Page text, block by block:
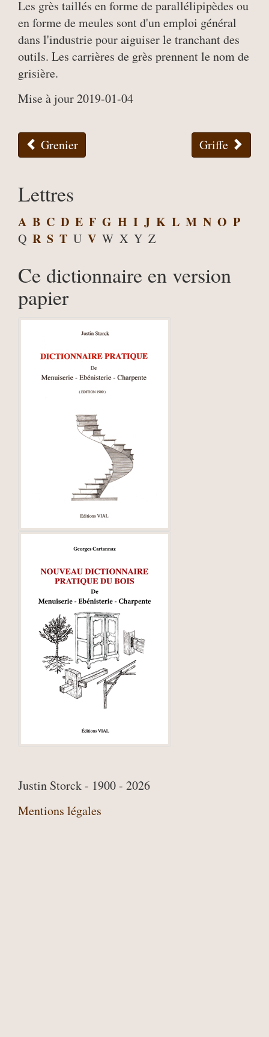
Les grès taillés en forme de parallélipipèdes ou
en forme de meules sont d'un emploi général
dans l'industrie pour aiguiser le tranchant des
outils. Les carrières de grès prennent le nom de
grisière.
Mise à jour 2019-01-04
Grenier Griffe
Lettres
A B C D E F G H I J K L M N O P
Q R S T U V W X Y Z
Ce dictionnaire en version
papier
Justin Storck - 1900 - 2026
Mentions légales